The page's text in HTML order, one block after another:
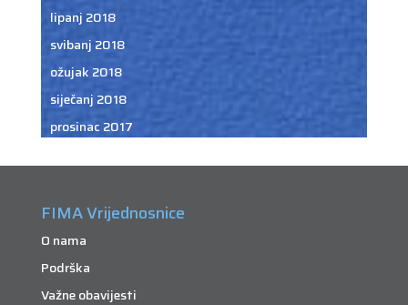
lipanj 2018
svibanj 2018
ožujak 2018
siječanj 2018
prosinac 2017
FIMA Vrijednosnice
O nama
Podrška
Važne obavijesti